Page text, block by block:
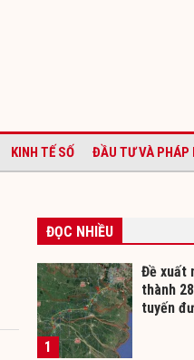
KINH TẾ SỐ ĐẦU TƯ VÀ PHÁP
ĐỌC NHIỀU
1
Đề xuất
thành
tuyến